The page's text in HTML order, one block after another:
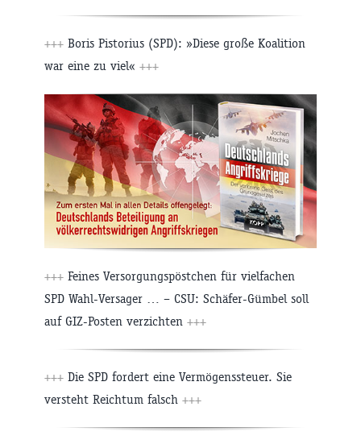
+++ Boris Pistorius (SPD): »Diese große Koalition
war eine zu viel« +++
+++ Feines Versorgungspöstchen für vielfachen
SPD Wahl-Versager … – CSU: Schäfer-Gümbel soll
auf GIZ-Posten verzichten +++
+++ Die SPD fordert eine Vermögenssteuer. Sie
versteht Reichtum falsch +++